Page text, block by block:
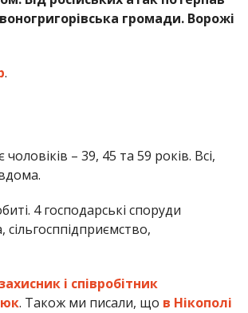
громади. Ворожі
.
– 39, 45 та 59 років. Всі,
4 господарські споруди
і співробітник
. Також ми писали, що в Нікополі